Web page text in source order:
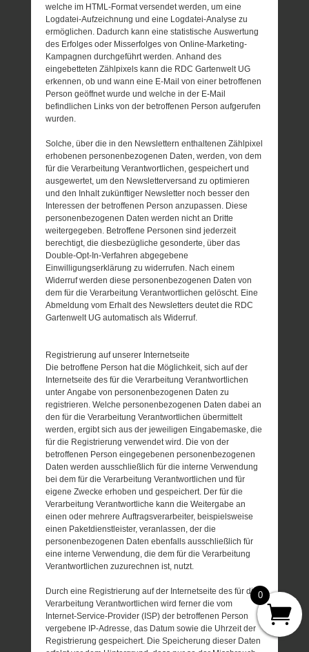
welche im HTML-Format versendet werden, um eine
Logdatei-Aufzeichnung und eine Logdatei-Analyse zu
ermöglichen. Dadurch kann eine statistische Auswertung
des Erfolges oder Misserfolges von Online-Marketing-
Kampagnen durchgeführt werden. Anhand des
eingebetteten Zählpixels kann die RDC Gartenwelt UG
erkennen, ob und wann eine E-Mail von einer betroffenen
Person geöffnet wurde und welche in der E-Mail
befindlichen Links von der betroffenen Person aufgerufen
wurden.
Solche, über die in den Newslettern enthaltenen Zählpixel
erhobenen personenbezogenen Daten, werden, von dem
für die Verarbeitung Verantwortlichen, gespeichert und
ausgewertet, um den Newsletterversand zu optimieren
und den Inhalt zukünftiger Newsletter noch besser den
Interessen der betroffenen Person anzupassen. Diese
personenbezogenen Daten werden nicht an Dritte
weitergegeben. Betroffene Personen sind jederzeit
berechtigt, die diesbezügliche gesonderte, über das
Double-Opt-In-Verfahren abgegebene
Einwilligungserklärung zu widerrufen. Nach einem
Widerruf werden diese personenbezogenen Daten von
dem für die Verarbeitung Verantwortlichen gelöscht. Eine
Abmeldung vom Erhalt des Newsletters deutet die RDC
Gartenwelt UG automatisch als Widerruf.
Registrierung auf unserer Internetseite
Die betroffene Person hat die Möglichkeit, sich auf der
Internetseite des für die Verarbeitung Verantwortlichen
unter Angabe von personenbezogenen Daten zu
registrieren. Welche personenbezogenen Daten dabei an
den für die Verarbeitung Verantwortlichen übermittelt
werden, ergibt sich aus der jeweiligen Eingabemaske, die
für die Registrierung verwendet wird. Die von der
betroffenen Person eingegebenen personenbezogenen
Daten werden ausschließlich für die interne Verwendung
bei dem für die Verarbeitung Verantwortlichen und für
eigene Zwecke erhoben und gespeichert. Der für die
Verarbeitung Verantwortliche kann die Weitergabe an
einen oder mehrere Auftragsverarbeiter, beispielsweise
einen Paketdienstleister, veranlassen, der die
personenbezogenen Daten ebenfalls ausschließlich für
eine interne Verwendung, die dem für die Verarbeitung
Verantwortlichen zuzurechnen ist, nutzt.
Durch eine Registrierung auf der Internetseite des für die
Verarbeitung Verantwortlichen wird ferner die vom
Internet-Service-Provider (ISP) der betroffenen Person
vergebene IP-Adresse, das Datum sowie die Uhrzeit der
Registrierung gespeichert. Die Speicherung dieser Daten
0